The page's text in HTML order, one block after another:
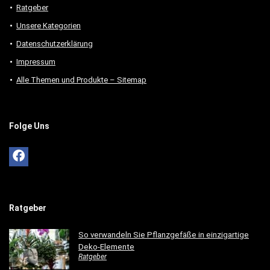
Ratgeber
Unsere Kategorien
Datenschutzerklärung
Impressum
Alle Themen und Produkte – Sitemap
Folge Uns
Ratgeber
So verwandeln Sie Pflanzgefäße in einzigartige
Deko-Elemente
Ratgeber